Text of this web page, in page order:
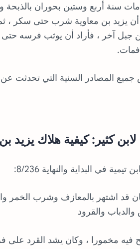
سنة أربع وستين بحوران
يزيد بن معاوية شرب حتى سكر ،
جبل آخر ، فأراد أن يوثب فرسه
جميع المصادر السنية التي تحدثت
لابن كثير: كيفية هلاك
في البداية والنهاية 8/236:
قد اشتهر بالمعازف وشرب الخمر
والقرود
فيه مخمورا ، وكان يشد القرد